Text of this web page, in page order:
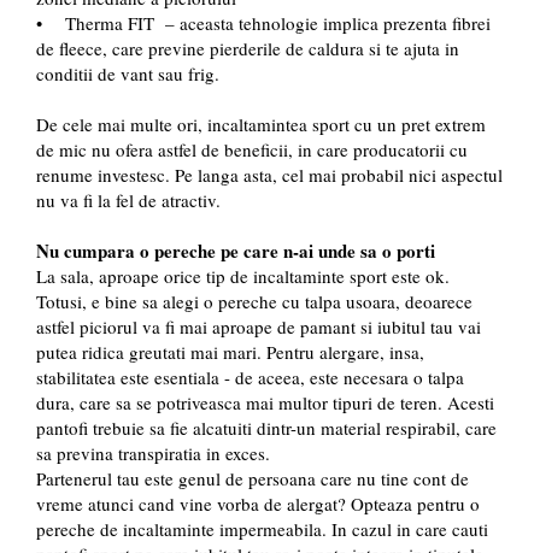
• Therma FIT – aceasta tehnologie implica prezenta fibrei
de fleece, care previne pierderile de caldura si te ajuta in
conditii de vant sau frig.
De cele mai multe ori, incaltamintea sport cu un pret extrem
de mic nu ofera astfel de beneficii, in care producatorii cu
renume investesc. Pe langa asta, cel mai probabil nici aspectul
nu va fi la fel de atractiv.
Nu cumpara o pereche pe care n-ai unde sa o porti
La sala, aproape orice tip de incaltaminte sport este ok.
Totusi, e bine sa alegi o pereche cu talpa usoara, deoarece
astfel piciorul va fi mai aproape de pamant si iubitul tau vai
putea ridica greutati mai mari. Pentru alergare, insa,
stabilitatea este esentiala - de aceea, este necesara o talpa
dura, care sa se potriveasca mai multor tipuri de teren. Acesti
pantofi trebuie sa fie alcatuiti dintr-un material respirabil, care
sa previna transpiratia in exces.
Partenerul tau este genul de persoana care nu tine cont de
vreme atunci cand vine vorba de alergat? Opteaza pentru o
pereche de incaltaminte impermeabila. In cazul in care cauti